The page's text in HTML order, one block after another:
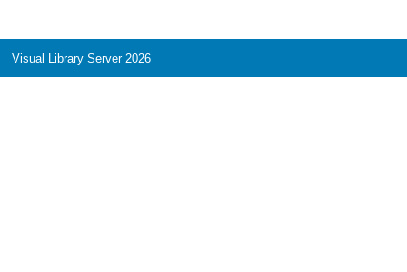
Visual Library Server 2026